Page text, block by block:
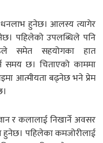
धनलाभ हुनेछ। आलस्य त्यागेर
पहिलेको उपलब्धिले पनि
समेत सहयोगका हात
समय छ। चिताएको काममा
आत्मीयता बढ्नेछ भने प्रेम
र कलालाई निखार्ने अवसर
हुनेछ। पहिलेका कमजोरीलाई